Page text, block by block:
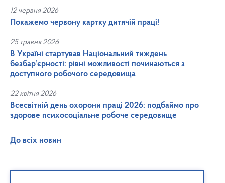
12 червня 2026
Покажемо червону картку дитячій праці!
25 травня 2026
В Україні стартував Національний тиждень
безбар’єрності: рівні можливості починаються з
доступного робочого середовища
22 квітня 2026
Всесвітній день охорони праці 2026: подбаймо про
здорове психосоціальне робоче середовище
До всіх новин